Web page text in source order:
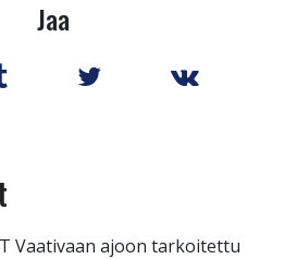
Jaa
Vaativaan ajoon tarkoitettu